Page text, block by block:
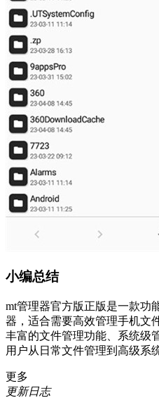
小编总结
mt管理器官方版正版是一款功
器，适合需要高效管理手机文
丰富的文件管理功能、系统级
用户从日常文件管理到高级系
更多
更新日志